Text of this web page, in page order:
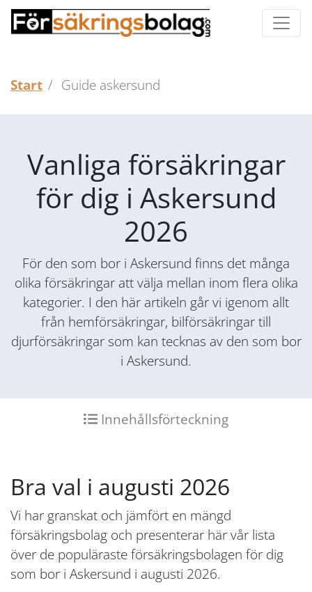
Start Guide askersund
Vanliga försäkringar
för dig i Askersund
2026
För den som bor i Askersund finns det många
olika försäkringar att välja mellan inom flera olika
kategorier. I den här artikeln går vi igenom allt
från hemförsäkringar, bilförsäkringar till
djurförsäkringar som kan tecknas av den som bor
i Askersund.
Innehållsförteckning
Bra val i augusti 2026
Vi har granskat och jämfört en mängd
försäkringsbolag och presenterar här vår lista
över de populäraste försäkringsbolagen för dig
som bor i Askersund i augusti 2026.